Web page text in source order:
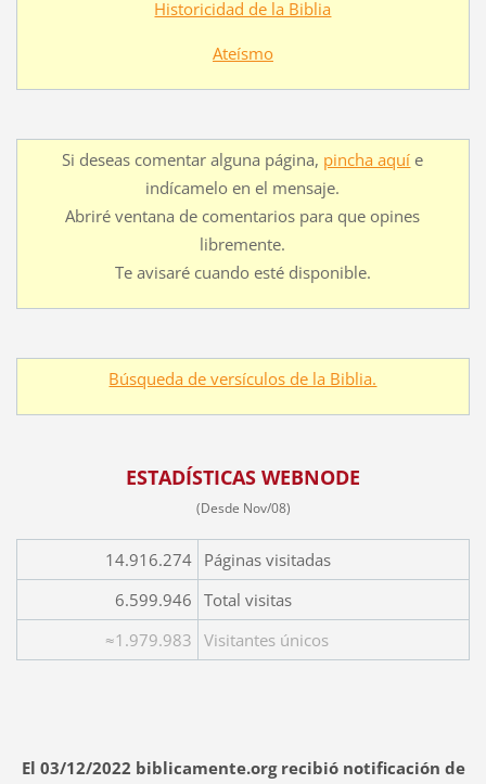
Historicidad de la Biblia
Ateísmo
Si deseas comentar alguna página, pincha aquí e
indícamelo en el mensaje.
Abriré ventana de comentarios para que opines
libremente.
Te avisaré cuando esté disponible.
Búsqueda de versículos de la Biblia.
ESTADÍSTICAS WEBNODE
(Desde Nov/08)
14.916.274
Páginas visitadas
6.599.946 Total visitas
≈1.979.983 Visitantes únicos
El 03/12/2022 biblicamente.org recibió notificación de